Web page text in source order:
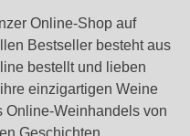
Online-Shop auf
Bestseller besteht aus
bestellt und lieben
einzigartigen Weine
Online-Weinhandels von
Geschichten,